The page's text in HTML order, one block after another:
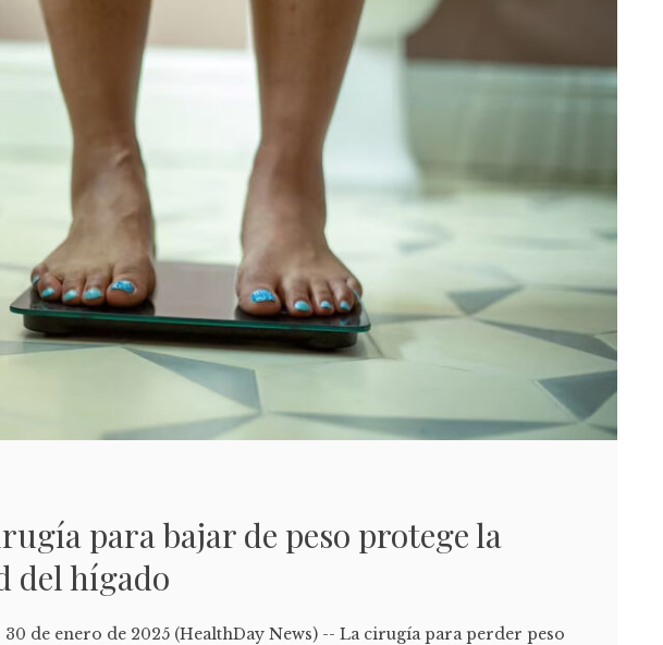
para bajar de peso protege la
del hígado
30 de enero de 2025 (HealthDay News) -- La cirugía para perder peso